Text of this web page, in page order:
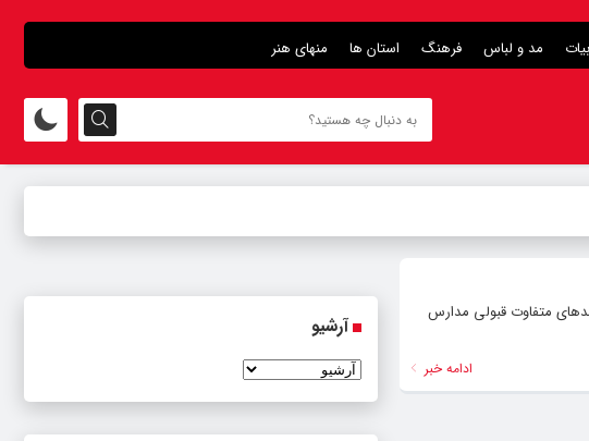
مد و لباس فرهنگ استان ها منهای هنر
متفاوت قبولی مدارس
ادامه خبر
آرشیو